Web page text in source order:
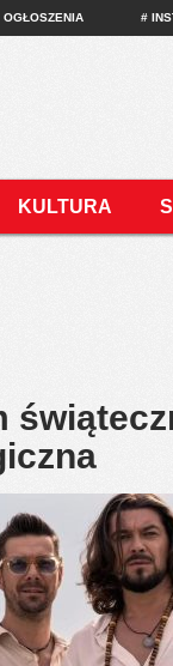
OGŁOSZENIA #
KULTURA